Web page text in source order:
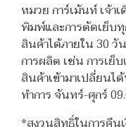
หมวย การ์เม้นท์ เจ้า
พิมพ์และการตัดเย็บ
สินค้าได้ภายใน 30
การผลิต เช่น การเย็
สินค้าเข้ามาเปลี่ยนไ
ทำการ จันทร์-ศุกร์